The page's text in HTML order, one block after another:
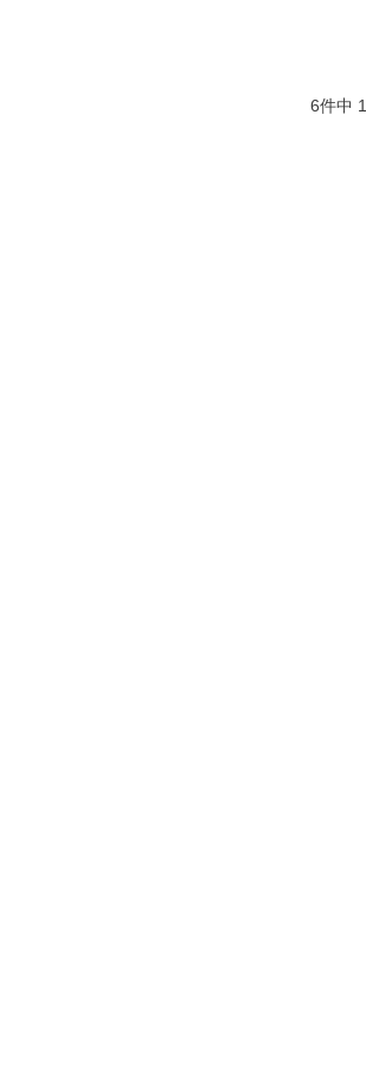
6件中 1